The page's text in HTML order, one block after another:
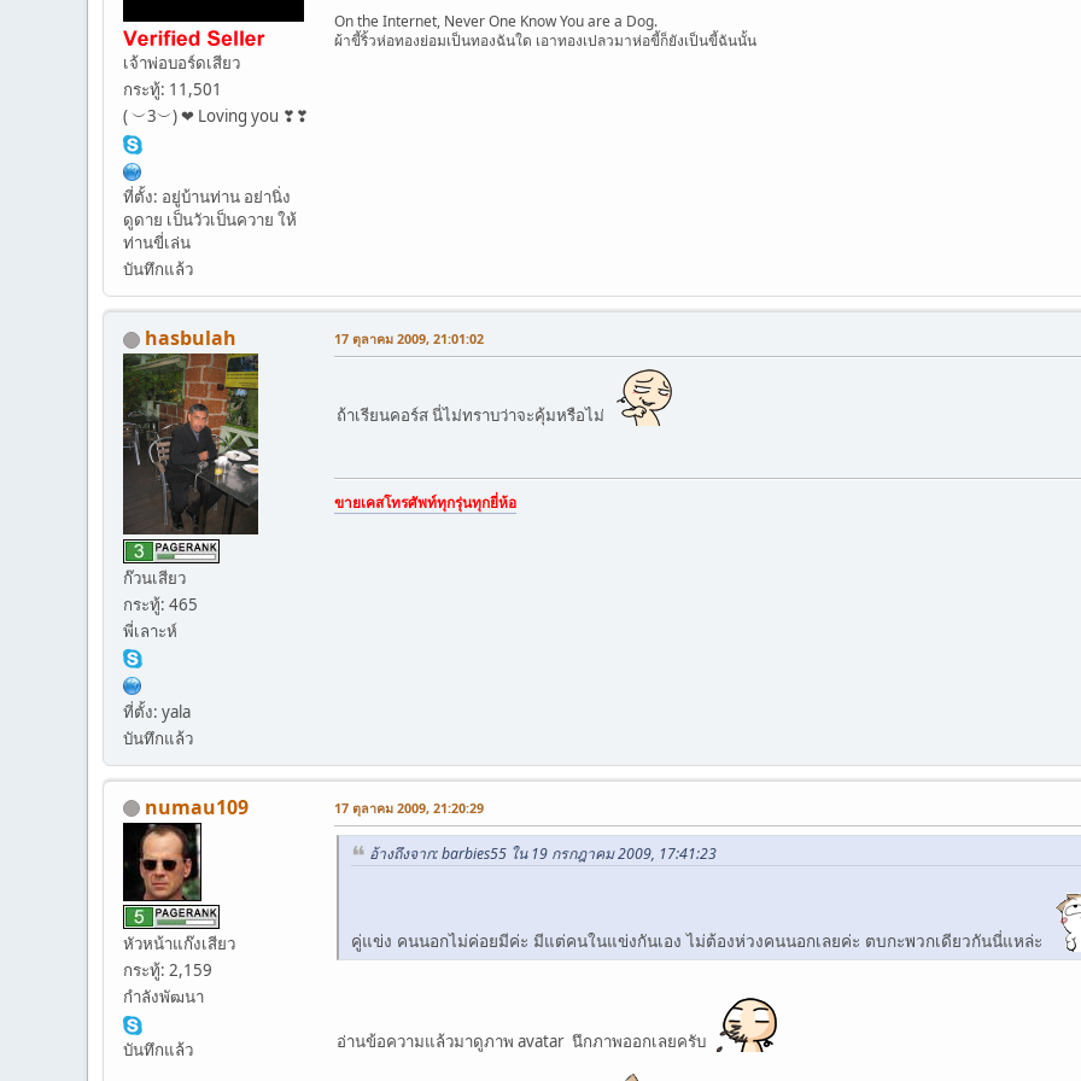
เจ้าพ่อบอร์ดเสียว
กระทู้: 11,501
( ︶3︶) ❤ Loving you ❣❣
ที่ตั้ง: อยู่บ้านท่าน อย่านิ่ง
ดูดาย เป็นวัวเป็นควาย ให้
ท่านขี่เล่น
บันทึกแล้ว
On the Internet, Never One Know You are a Dog.
ผ้าขี้ริ้วห่อทองย่อมเป็นทองฉันใด เอาทองเปลวมาห่อขี้ก็ยังเป็นขี้ฉันนั้น
hasbulah
ก๊วนเสียว
กระทู้: 465
พี่เลาะห์
ที่ตั้ง: yala
บันทึกแล้ว
17 ตุลาคม 2009, 21:01:02
ถ้าเรียนคอร์ส นี่ไม่ทราบว่าจะคุ้มหรือไม่
ขายเคสโทรศัพท์ทุกรุ่นทุกยี่ห้อ
numau109
หัวหน้าแก๊งเสียว
กระทู้: 2,159
กำลังพัฒนา
บันทึกแล้ว
17 ตุลาคม 2009, 21:20:29
อ้างถึงจาก: barbies55 ใน 19 กรกฎาคม 2009, 17:41:23
คู่แข่ง คนนอกไม่ค่อยมีค่ะ มีแต่คนในแข่งกันเอง ไม่ต้องห่วงคนนอกเลยค่ะ ตบกะพวกเดียวกันนี่แหล่ะ
อ่านข้อความแล้วมาดูภาพ avatar นึกภาพออกเลยครับ